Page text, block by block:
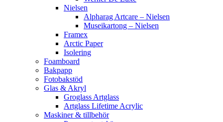
Nielsen
Alpharag Artcare – Nielsen
Museikartong – Nielsen
Framex
Arctic Paper
Isolering
Foamboard
Bakpapp
Fotobakstöd
Glas & Akryl
Groglass Artglass
Artglass Lifetime Acrylic
Maskiner & tillbehör